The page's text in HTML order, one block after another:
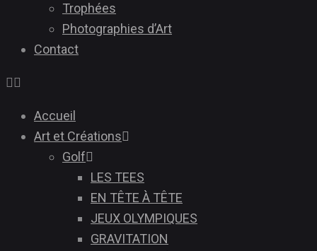
Trophées
Photographies d’Art
Contact
Accueil
Art et Créations
Golf
LES TEES
EN TÊTE À TÊTE
JEUX OLYMPIQUES
GRAVITATION